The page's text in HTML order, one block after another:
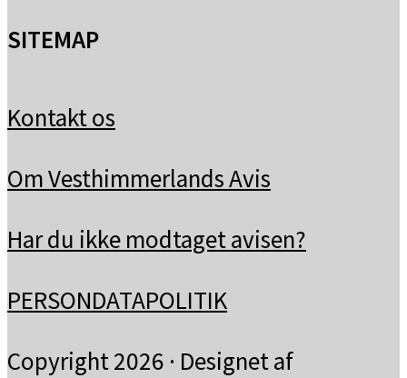
SITEMAP
Kontakt os
Om Vesthimmerlands Avis
Har du ikke modtaget avisen?
PERSONDATAPOLITIK
Copyright 2026 · Designet af